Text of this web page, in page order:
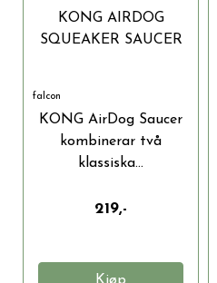
KONG AIRDOG
SQUEAKER SAUCER
falcon
KONG AirDog Saucer
kombinerar två
klassiska...
219,-